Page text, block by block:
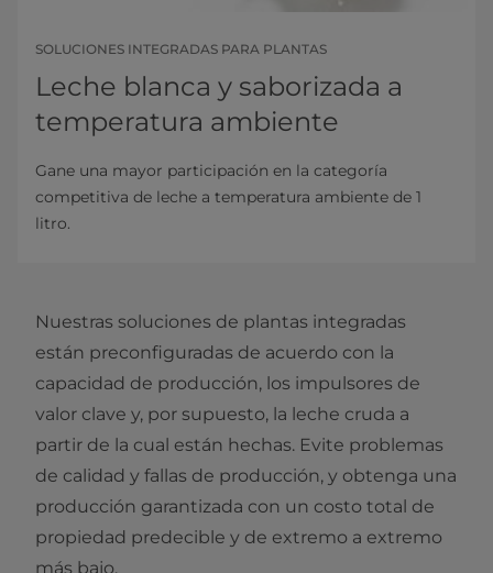
SOLUCIONES INTEGRADAS PARA PLANTAS
Leche blanca y saborizada a
temperatura ambiente
Gane una mayor participación en la categoría
competitiva de leche a temperatura ambiente de 1
litro.
Nuestras soluciones de plantas integradas
están preconfiguradas de acuerdo con la
capacidad de producción, los impulsores de
valor clave y, por supuesto, la leche cruda a
partir de la cual están hechas. Evite problemas
de calidad y fallas de producción, y obtenga una
producción garantizada con un costo total de
propiedad predecible y de extremo a extremo
más bajo.